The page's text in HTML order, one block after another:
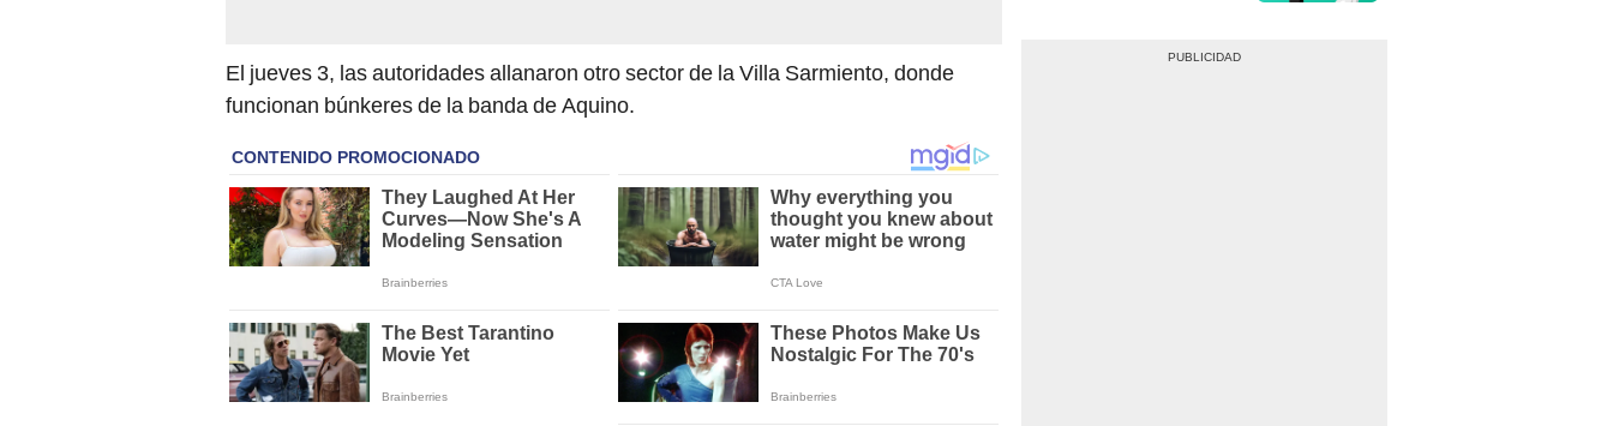
El jueves 3, las autoridades allanaron otro sector de la Villa Sarmiento, donde
funcionan búnkeres de la banda de Aquino.